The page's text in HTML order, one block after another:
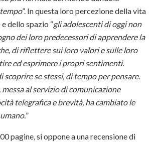
”. In questa loro percezione della vita
dello spazio “gli adolescenti di oggi non
dei loro predecessori di apprendere la
di riflettere sui loro valori e sulle loro
ed esprimere i propri sentimenti.
scoprire se stessi, di tempo per pensare.
al servizio di comunicazione
telegrafica e brevità, ha cambiato le
”
pagine, si oppone a una recensione di